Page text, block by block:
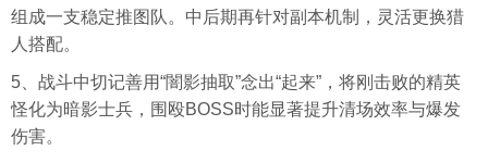
组成一支稳定推图队。中后期再针对副本机制，灵活更换猎
人搭配。
5、战斗中切记善用“闇影抽取”念出“起来”，将刚击败的精英
怪化为暗影士兵，围殴BOSS时能显著提升清场效率与爆发
伤害。